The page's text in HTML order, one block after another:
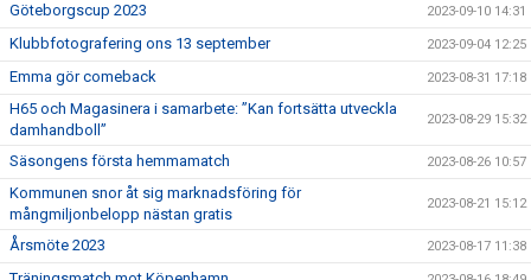
Göteborgscup 2023 2023-09-10 14:31
Klubbfotografering ons 13 september 2023-09-04 12:25
Emma gör comeback 2023-08-31 17:18
H65 och Magasinera i samarbete: ”Kan fortsätta utveckla
damhandboll”
2023-08-29 15:32
Säsongens första hemmamatch 2023-08-26 10:57
Kommunen snor åt sig marknadsföring för
mångmiljonbelopp nästan gratis
2023-08-21 15:12
Årsmöte 2023 2023-08-17 11:38